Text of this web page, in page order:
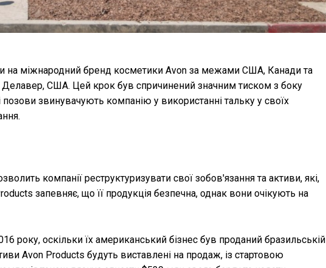
на міжнародний бренд косметики Avon за межами США, Канади та
Делавер, США. Цей крок був спричинений значним тиском з боку
позови звинувачують компанію у використанні тальку у своїх
компанії реструктуризувати свої зобов'язання та активи, які,
запевняє, що її продукція безпечна, однак вони очікують на
оскільки їх американський бізнес був проданий бразильській
Avon Products будуть виставлені на продаж, із стартовою